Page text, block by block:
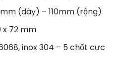
(dày) – 110mm (rộng)
x 72 mm
inox 304 – 5 chốt cực